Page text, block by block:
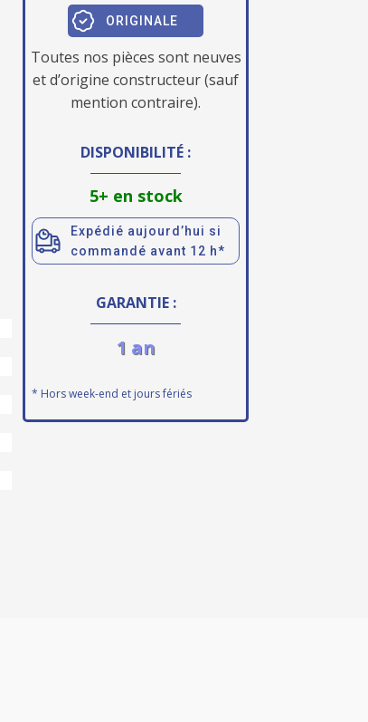
ORIGINALE
Toutes nos pièces sont neuves
et d’origine constructeur (sauf
mention contraire).
DISPONIBILITÉ :
5+ en stock
Expédié aujourd’hui si
commandé avant 12 h*
GARANTIE :
1 an
* Hors week-end et jours fériés